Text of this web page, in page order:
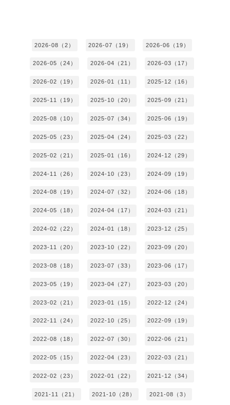
2026-08（2） 2026-07（19） 2026-06（19）
2026-05（24） 2026-04（21） 2026-03（17）
2026-02（19） 2026-01（11） 2025-12（16）
2025-11（19） 2025-10（20） 2025-09（21）
2025-08（10） 2025-07（34） 2025-06（19）
2025-05（23） 2025-04（24） 2025-03（22）
2025-02（21） 2025-01（16） 2024-12（29）
2024-11（26） 2024-10（23） 2024-09（19）
2024-08（19） 2024-07（32） 2024-06（18）
2024-05（18） 2024-04（17） 2024-03（21）
2024-02（22） 2024-01（18） 2023-12（25）
2023-11（20） 2023-10（22） 2023-09（20）
2023-08（18） 2023-07（33） 2023-06（17）
2023-05（19） 2023-04（27） 2023-03（20）
2023-02（21） 2023-01（15） 2022-12（24）
2022-11（24） 2022-10（25） 2022-09（19）
2022-08（18） 2022-07（30） 2022-06（21）
2022-05（15） 2022-04（23） 2022-03（21）
2022-02（23） 2022-01（22） 2021-12（34）
2021-11（21） 2021-10（28） 2021-08（3）